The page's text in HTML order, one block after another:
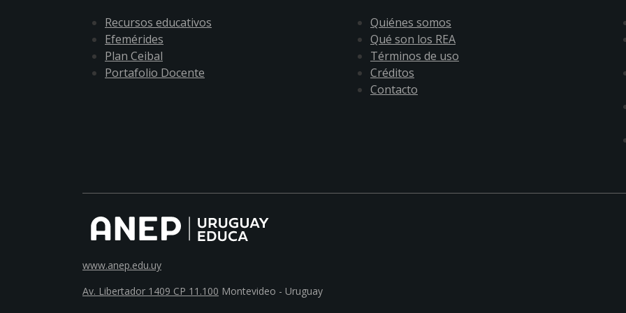
Recursos educativos
Efemérides
Plan Ceibal
Portafolio Docente
Quiénes somos
Qué son los REA
Términos de uso
Créditos
Contacto
www.anep.edu.uy
Av. Libertador 1409 CP 11.100 Montevideo - Uruguay